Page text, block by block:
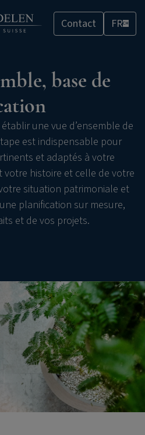
Contact FRCH
base de
une vue d’ensemble de
est indispensable pour
et adaptés à votre
votre histoire et celle de votre
situation patrimoniale et
planification sur mesure,
et de vos projets.